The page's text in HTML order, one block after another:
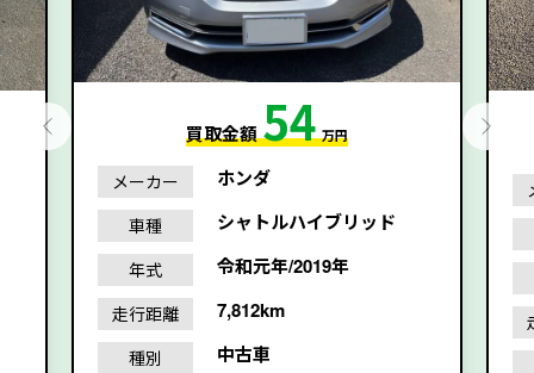
買取金額54 万円
メーカー ホンダ
車種 シャトルハイブリッド
年式 令和元年/2019年
走行距離 7,812km
種別 中古車